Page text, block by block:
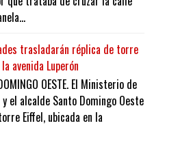
trasladarán réplica de torre
avenida Luperón
OESTE. El Ministerio de
y el alcalde Santo Domingo Oeste
Eiffel, ubicada en la